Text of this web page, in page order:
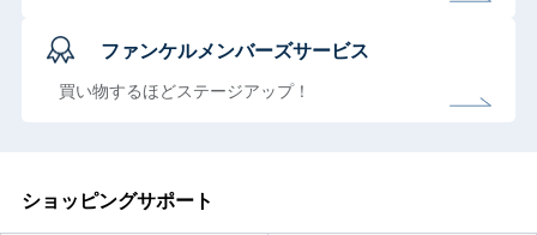
ファンケルメンバーズサービス
買い物するほどステージアップ！
ショッピングサポート